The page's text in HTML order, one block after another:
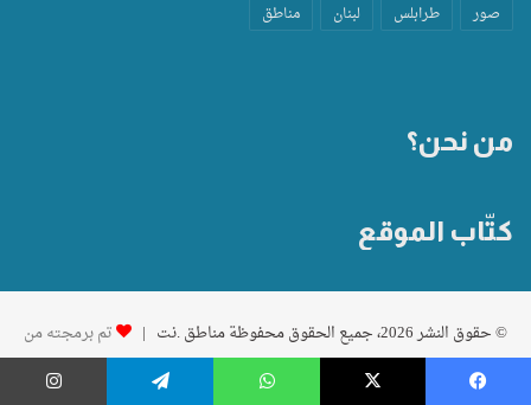
صور
طرابلس لبنان مناطق
من نحن؟
كتّاب الموقع
© حقوق النشر 2026، جميع الحقوق محفوظة مناطق .نت |
تم برمجته من
قِبل Inspiral S.A.R.L
| مُستضاف بفخر
Inspiral Web Host Manager